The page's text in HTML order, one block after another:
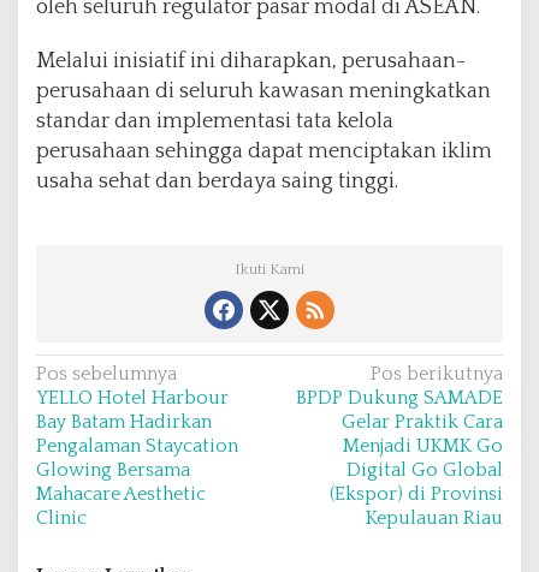
oleh seluruh regulator pasar modal di ASEAN.
Melalui inisiatif ini diharapkan, perusahaan-
perusahaan di seluruh kawasan meningkatkan
standar dan implementasi tata kelola
perusahaan sehingga dapat menciptakan iklim
usaha sehat dan berdaya saing tinggi.
Ikuti Kami
N
a
v
i
g
Pos sebelumnya
YELLO Hotel Harbour
Bay Batam Hadirkan
Pengalaman Staycation
Glowing Bersama
Mahacare Aesthetic
Clinic
Pos berikutnya
BPDP Dukung SAMADE
Gelar Praktik Cara
Menjadi UKMK Go
Digital Go Global
(Ekspor) di Provinsi
Kepulauan Riau